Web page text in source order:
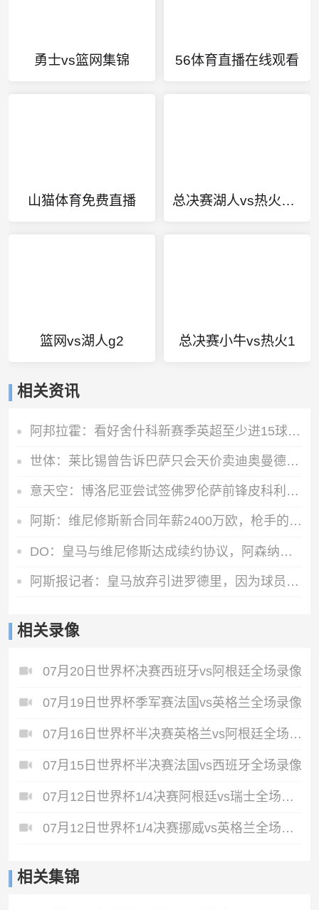
勇士vs篮网集锦 56体育直播在线观看
山猫体育免费直播 总决赛湖人vs热火第七场录像
篮网vs湖人g2 总决赛小牛vs热火1
相关资讯
阿邦拉霍：看好舍什科新赛季英超至少进15球，期待他越踢越好
世体：莱比锡曾告诉巴萨只会天价卖迪奥曼德，所以巴萨放弃了
意天空：博洛尼亚尝试签佛罗伦萨前锋皮科利 已准备永久转会报价
阿斯：维尼修斯新合同年薪2400万欧，枪手的出现加速续约谈判进展
DO：皇马与维尼修斯达成续约协议，阿森纳方面的追求将结束
阿斯报记者：皇马放弃引进罗德里，因为球员本人已经明确拒绝加盟
相关录像
07月20日世界杯决赛西班牙vs阿根廷全场录像
07月19日世界杯季军赛法国vs英格兰全场录像
07月16日世界杯半决赛英格兰vs阿根廷全场录像
07月15日世界杯半决赛法国vs西班牙全场录像
07月12日世界杯1/4决赛阿根廷vs瑞士全场录像
07月12日世界杯1/4决赛挪威vs英格兰全场录像
相关集锦